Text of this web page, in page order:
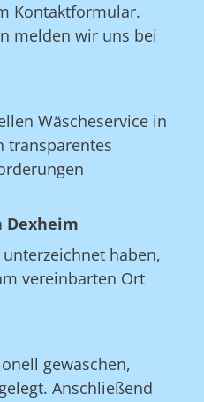
Kontaktformular.
melden wir uns bei
Wäscheservice in
transparentes
Dexheim
haben,
vereinbarten Ort
gewaschen,
Anschließend